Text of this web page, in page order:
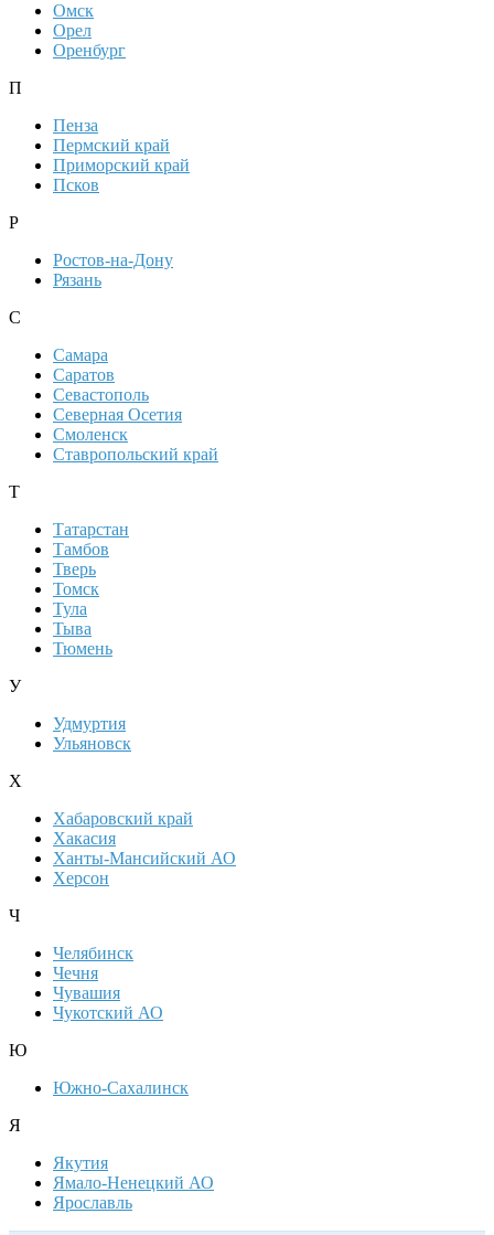
Омск
Орел
Оренбург
П
Пенза
Пермский край
Приморский край
Псков
Р
Ростов-на-Дону
Рязань
С
Самара
Саратов
Севастополь
Северная Осетия
Смоленск
Ставропольский край
Т
Татарстан
Тамбов
Тверь
Томск
Тула
Тыва
Тюмень
У
Удмуртия
Ульяновск
Х
Хабаровский край
Хакасия
Ханты-Мансийский АО
Херсон
Ч
Челябинск
Чечня
Чувашия
Чукотский АО
Ю
Южно-Сахалинск
Я
Якутия
Ямало-Ненецкий АО
Ярославль